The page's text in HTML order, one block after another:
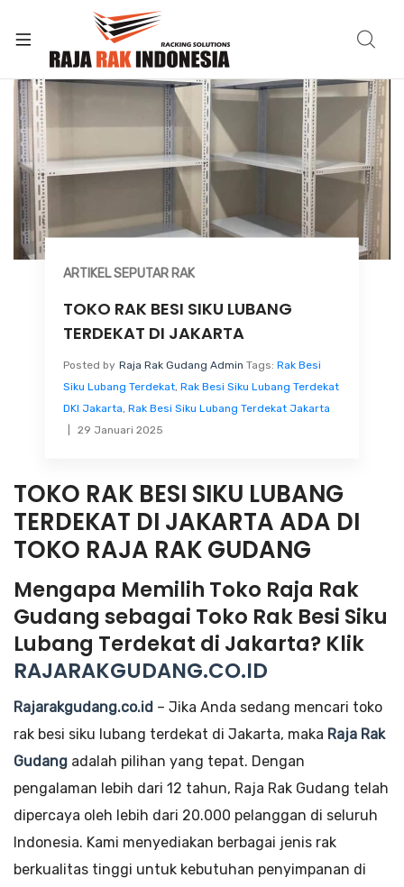
ARTIKEL SEPUTAR RAK
TOKO RAK BESI SIKU LUBANG
TERDEKAT DI JAKARTA
Posted by Raja Rak Gudang Admin Tags: Rak Besi
Siku Lubang Terdekat, Rak Besi Siku Lubang Terdekat
DKI Jakarta Rak Besi Siku Lubang Terdekat Jakarta
29 Januari 2025
TOKO RAK BESI SIKU LUBANG
TERDEKAT DI JAKARTA ADA DI
TOKO RAJA RAK GUDANG
Mengapa Memilih Toko Raja Rak
Gudang sebagai Toko Rak Besi Siku
Lubang Terdekat di Jakarta? Klik
RAJARAKGUDANG.CO.ID
Rajarakgudang.co.id – Jika Anda sedang mencari toko
rak besi siku lubang terdekat di Jakarta, maka Raja Rak
Gudang adalah pilihan yang tepat. Dengan
pengalaman lebih dari 12 tahun, Raja Rak Gudang telah
dipercaya oleh lebih dari 20.000 pelanggan di seluruh
Indonesia. Kami menyediakan berbagai jenis rak
berkualitas tinggi untuk kebutuhan penyimpanan di